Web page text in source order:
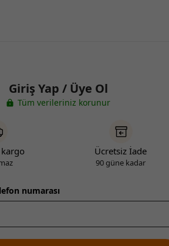
Giriş Yap / Üye Ol
Tüm verileriniz korunur
Ücretsiz İade
90 güne kadar
numarası